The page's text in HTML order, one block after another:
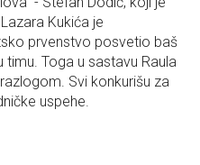
Kukića je
prvenstvo posvetio baš
Toga u sastavu Raula
Svi konkurišu za
uspehe.